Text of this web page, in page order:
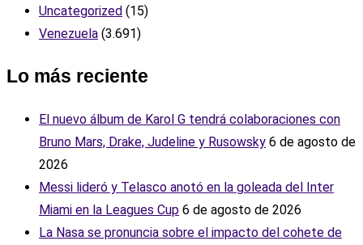
Uncategorized (15)
Venezuela (3.691)
Lo más reciente
El nuevo álbum de Karol G tendrá colaboraciones con
Bruno Mars, Drake, Judeline y Rusowsky 6 de agosto de
2026
Messi lideró y Telasco anotó en la goleada del Inter
Miami en la Leagues Cup 6 de agosto de 2026
La Nasa se pronuncia sobre el impacto del cohete de